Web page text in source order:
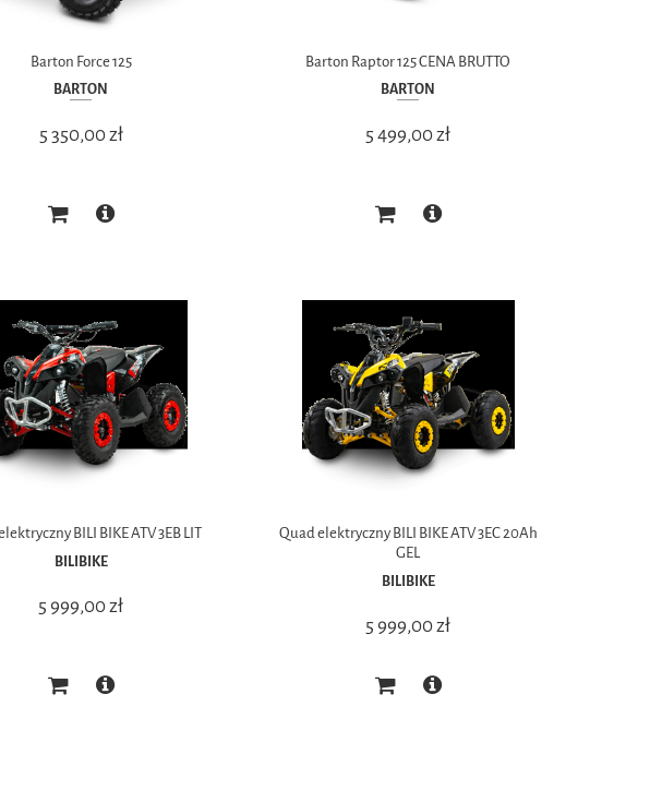
Barton Force 125
BARTON
5 350,00 zł
Barton Raptor 125 CENA BRUTTO
BARTON
5 499,00 zł
BILI BIKE ATV 3EB LIT
BILIBIKE
5 999,00 zł
Quad elektryczny BILI BIKE ATV 3EC 20Ah
GEL
BILIBIKE
5 999,00 zł